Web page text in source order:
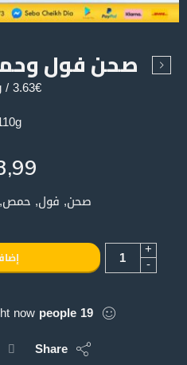
صحن فول
3.63€ / 100g
صحن, فول,
+
-
19
people
are viewing this right now
Share